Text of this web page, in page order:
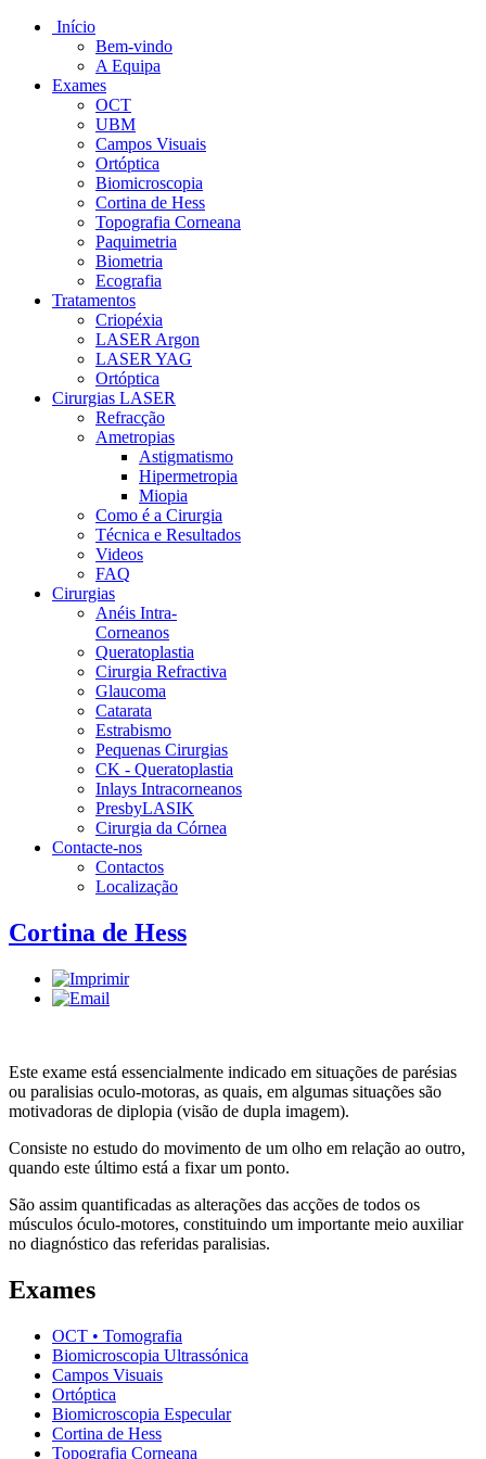
Início
Bem-vindo
A Equipa
Exames
OCT
UBM
Campos Visuais
Ortóptica
Biomicroscopia
Cortina de Hess
Topografia Corneana
Paquimetria
Biometria
Ecografia
Tratamentos
Criopéxia
LASER Argon
LASER YAG
Ortóptica
Cirurgias LASER
Refracção
Ametropias
Astigmatismo
Hipermetropia
Miopia
Como é a Cirurgia
Técnica e Resultados
Videos
FAQ
Cirurgias
Anéis Intra-
Corneanos
Queratoplastia
Cirurgia Refractiva
Glaucoma
Catarata
Estrabismo
Pequenas Cirurgias
CK - Queratoplastia
Inlays Intracorneanos
PresbyLASIK
Cirurgia da Córnea
Contacte-nos
Contactos
Localização
Cortina de Hess
Este exame está essencialmente indicado em situações de parésias
ou paralisias oculo-motoras, as quais, em algumas situações são
motivadoras de diplopia (visão de dupla imagem).
Consiste no estudo do movimento de um olho em relação ao outro,
quando este último está a fixar um ponto.
São assim quantificadas as alterações das acções de todos os
músculos óculo-motores, constituindo um importante meio auxiliar
no diagnóstico das referidas paralisias.
Exames
OCT • Tomografia
Biomicroscopia Ultrassónica
Campos Visuais
Ortóptica
Biomicroscopia Especular
Cortina de Hess
Topografia Corneana